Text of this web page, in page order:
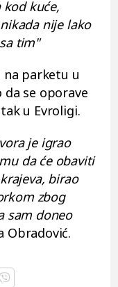
kuće,
nije lako
tim"
parketu u
se oporave
u Evroligi.
je igrao
da će obaviti
birao
zbog
sam doneo
Obradović.